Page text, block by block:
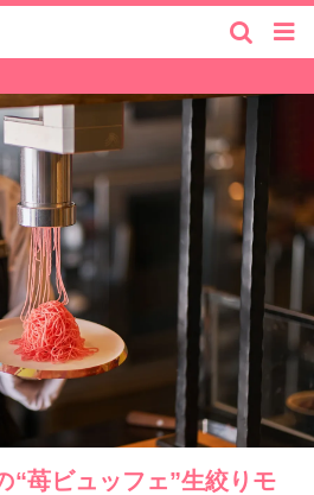
“苺ビュッフェ”生絞りモ